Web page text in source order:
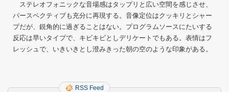
ステレオフォニックな音場感はタップリと広い空間を感じさせ、
パースペクティブも充分に再現する。音像定位はクッキリとシャー
プだが、鋭角的に過ぎることはない。プログラムソースにたいする
反応は早いタイプで、キビキビとしデリケートでもある。表情はフ
レッシュで、いきいきとし澄みきった朝の空のような印象がある。
RSS Feed